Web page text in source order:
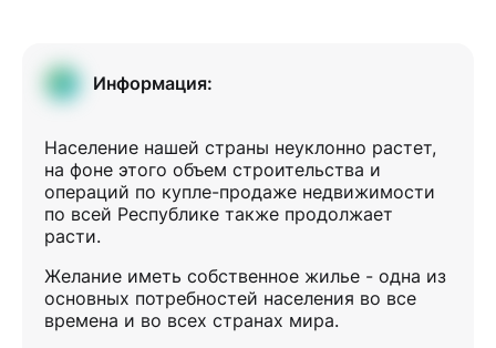
Информация:
Население нашей страны неуклонно растет,
на фоне этого объем строительства и
операций по купле-продаже недвижимости
по всей Республике также продолжает
расти.
Желание иметь собственное жилье - одна из
основных потребностей населения во все
времена и во всех странах мира.